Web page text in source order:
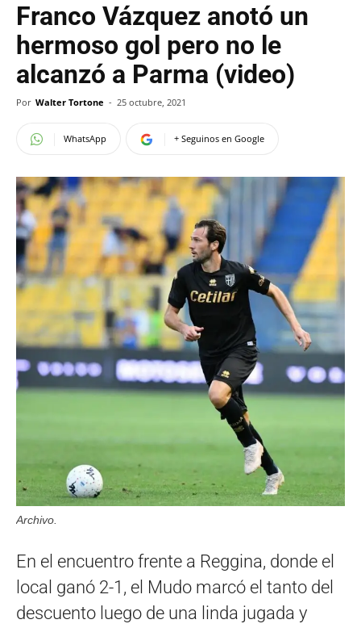
Franco Vázquez anotó un
hermoso gol pero no le
alcanzó a Parma (video)
Por Walter Tortone - 25 octubre, 2021
WhatsApp + Seguinos en Google
Archivo.
En el encuentro frente a Reggina, donde el
local ganó 2-1, el Mudo marcó el tanto del
descuento luego de una linda jugada y